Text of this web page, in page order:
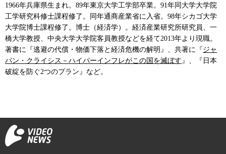
1966年兵庫県生まれ。89年東京大学工学部卒業。91年同大学大学院
工学研究科修士課程修了。同年通商産業省に入省。98年シカゴ大学
大学院博士課程修了。博士（経済学）。経済産業研究所研究員、一
橋大学教授、中央大学大学院客員教授などを経て2013年より現職。
著書に『逃避の代償・物価下落と経済危機の解明』、共著に『ジャ
パン・クライシス－ハイパーインフレがこの国を滅ぼす 』、『日本
破綻を防ぐ2つのプラン』など。